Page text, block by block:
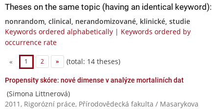
Theses on the same topic (having an identical keyword):
nonrandom, clinical, nerandomizované, klinické, studie
Keywords ordered alphabetically | Keywords ordered by
occurrence rate
« 1 2 » (total: 14 theses)
Propensity skóre: nové dimense v analýze mortaliních dat
(Simona Littnerová)
2011, Rigorózní práce, Přírodovědecká fakulta / Masarykova